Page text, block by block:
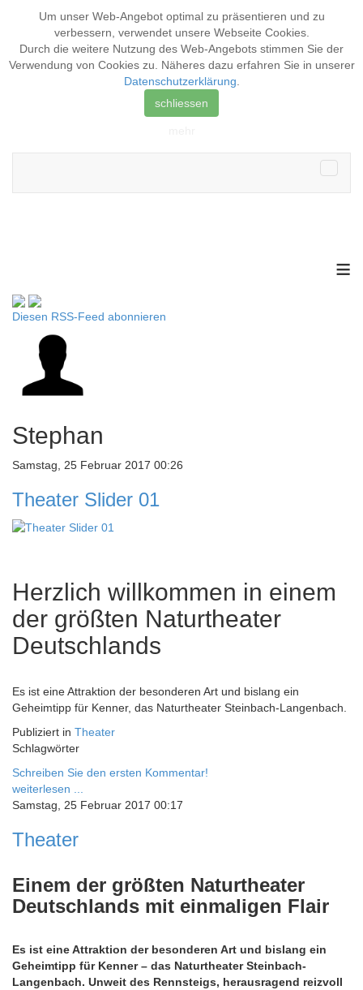
Um unser Web-Angebot optimal zu präsentieren und zu
verbessern, verwendet unsere Webseite Cookies.
Durch die weitere Nutzung des Web-Angebots stimmen Sie der
Verwendung von Cookies zu. Näheres dazu erfahren Sie in unserer
Datenschutzerklärung
schliessen
≡
Diesen RSS-Feed abonnieren
Stephan
Samstag, 25 Februar 2017 00:26
Theater Slider 01
Herzlich willkommen in einem
der größten Naturtheater
Deutschlands
Es ist eine Attraktion der besonderen Art und bislang ein
Geheimtipp für Kenner, das Naturtheater Steinbach-Langenbach.
Publiziert in Theater
Schlagwörter
Schreiben Sie den ersten Kommentar!
weiterlesen ...
Samstag, 25 Februar 2017 00:17
Theater
Einem der größten Naturtheater
Deutschlands mit einmaligen Flair
Es ist eine Attraktion der besonderen Art und bislang ein
Geheimtipp für Kenner – das Naturtheater Steinbach-
Langenbach. Unweit des Rennsteigs, herausragend reizvoll